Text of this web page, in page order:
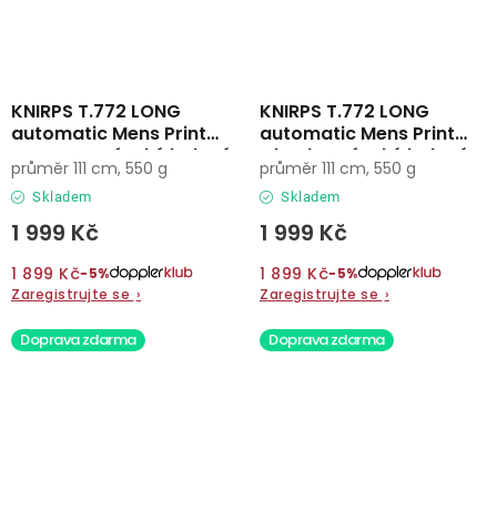
KNIRPS T.772 LONG
automatic Mens Print
Pattern - pánský holový
vystřelovací deštník
Skladem
1 999 Kč
1 899 Kč−5%
Zaregistrujte se ›
průměr 111 cm, 550 g
KNIRPS T.772 LONG
automatic Mens Print
Check - pánský holový
vystřelovací deštník
Skladem
1 999 Kč
1 899 Kč−5%
Zaregistrujte se ›
průměr 111 cm, 550 g
Doprava zdarma Doprava zdarma